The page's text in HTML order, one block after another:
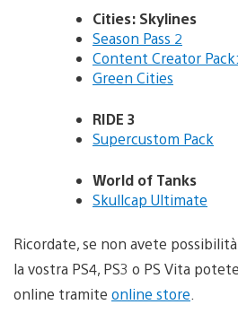
Cities: Skylines
Season Pass 2
Content Creator
Green Cities
RIDE 3
Supercustom Pack
World of Tanks
Skullcap Ultimate
Ricordate, se non avete
la vostra PS4, PS3 o PS Vita
online tramite online store